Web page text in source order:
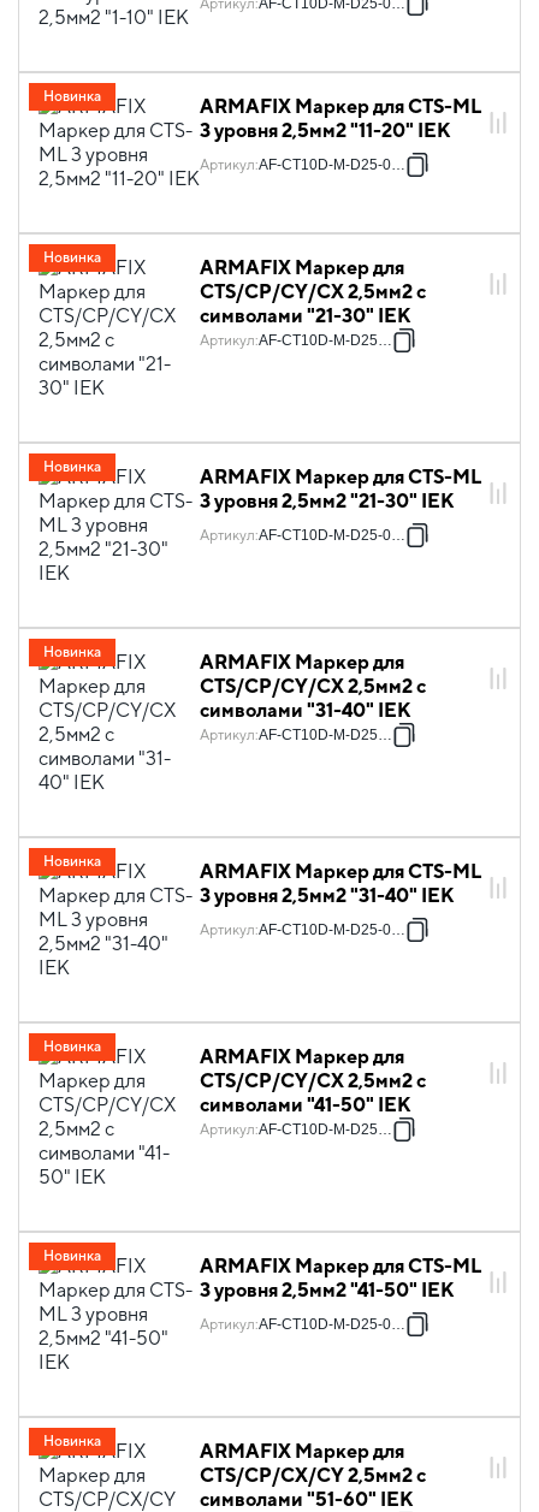
Артикул:AF-CT10D-M-D25-01-3
ARMAFIX Маркер для CTS-ML
3 уровня 2,5мм2 "11-20" IEK
Артикул:AF-CT10D-M-D25-02-3
Новинка
ARMAFIX Маркер для
CTS/CP/CY/CX 2,5мм2 с
символами "21-30" IEK
Артикул:AF-CT10D-M-D25-03
Новинка
ARMAFIX Маркер для CTS-ML
3 уровня 2,5мм2 "21-30" IEK
Артикул:AF-CT10D-M-D25-03-3
Новинка
ARMAFIX Маркер для
CTS/CP/CY/CX 2,5мм2 с
символами "31-40" IEK
Артикул:AF-CT10D-M-D25-04
Новинка
ARMAFIX Маркер для CTS-ML
3 уровня 2,5мм2 "31-40" IEK
Артикул:AF-CT10D-M-D25-04-3
Новинка
ARMAFIX Маркер для
CTS/CP/CY/CX 2,5мм2 с
символами "41-50" IEK
Артикул:AF-CT10D-M-D25-05
Новинка
ARMAFIX Маркер для CTS-ML
3 уровня 2,5мм2 "41-50" IEK
Артикул:AF-CT10D-M-D25-05-3
Новинка
ARMAFIX Маркер для
CTS/CP/CX/CY 2,5мм2 с
символами "51-60" IEK
Новинка